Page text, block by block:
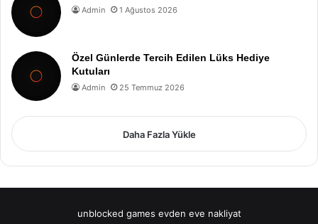
Admin 1 Ağustos 2026
Özel Günlerde Tercih Edilen Lüks Hediye
Kutuları
Admin 25 Temmuz 2026
Daha Fazla Yükle
unblocked games evden eve nakliyat